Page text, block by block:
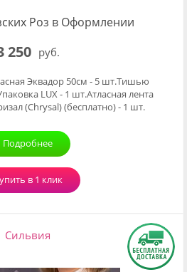
Роз в Оформлении
250 руб.
Эквадор 50см - 5 шт.Тишью
LUX - 1 шт.Атласная лента
(Chrysal) (бесплатно) - 1 шт.
Подробнее
в 1 клик
Сильвия